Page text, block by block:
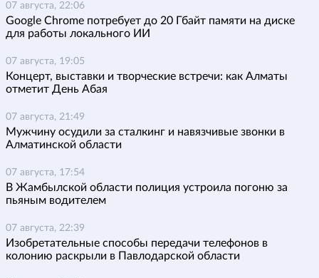
07 августа, 22:06
Google Chrome потребует до 20 Гбайт памяти на диске
для работы локального ИИ
07 августа, 19:05
Концерт, выставки и творческие встречи: как Алматы
отметит День Абая
07 августа, 21:49
Мужчину осудили за сталкинг и навязчивые звонки в
Алматинской области
07 августа, 17:54
В Жамбылской области полиция устроила погоню за
пьяным водителем
07 августа, 22:39
Изобретательные способы передачи телефонов в
колонию раскрыли в Павлодарской области